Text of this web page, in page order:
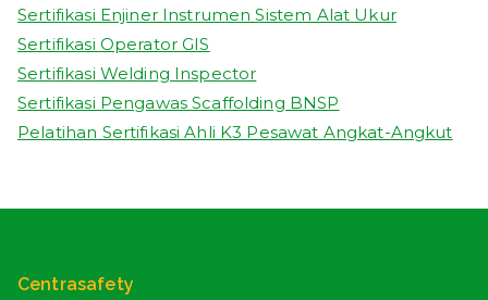
Sertifikasi Enjiner Instrumen Sistem Alat Ukur
Sertifikasi Operator GIS
Sertifikasi Welding Inspector
Sertifikasi Pengawas Scaffolding BNSP
Pelatihan Sertifikasi Ahli K3 Pesawat Angkat-Angkut
Centrasafety